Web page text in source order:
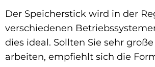
Der Speicherstick wird in der
verschiedenen
dies ideal. Sollten Sie sehr
arbeiten, empfiehlt sich die